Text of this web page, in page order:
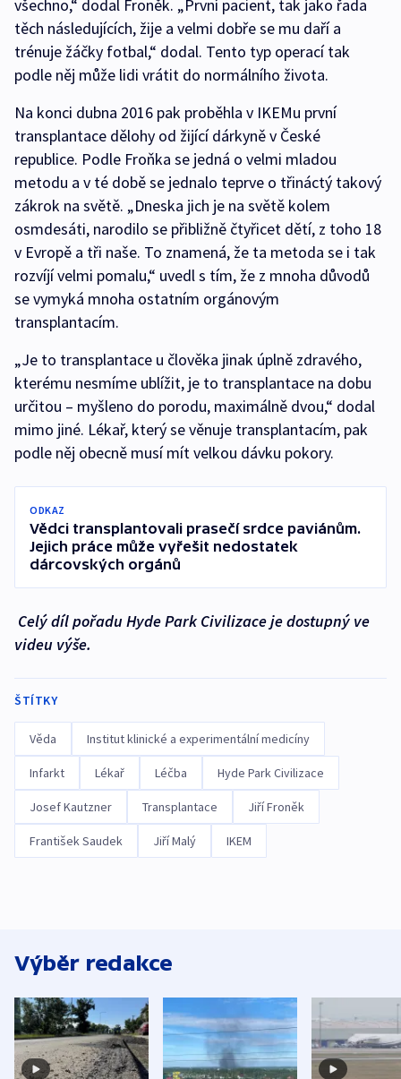
všechno,“ dodal Froněk. „První pacient, tak jako řada
těch následujících, žije a velmi dobře se mu daří a
trénuje žáčky fotbal,“ dodal. Tento typ operací tak
podle něj může lidi vrátit do normálního života.
Na konci dubna 2016 pak proběhla v IKEMu první
transplantace dělohy od žijící dárkyně v České
republice. Podle Froňka se jedná o velmi mladou
metodu a v té době se jednalo teprve o třináctý takový
zákrok na světě. „Dneska jich je na světě kolem
osmdesáti, narodilo se přibližně čtyřicet dětí, z toho 18
v Evropě a tři naše. To znamená, že ta metoda se i tak
rozvíjí velmi pomalu,“ uvedl s tím, že z mnoha důvodů
se vymyká mnoha ostatním orgánovým
transplantacím.
„Je to transplantace u člověka jinak úplně zdravého,
kterému nesmíme ublížit, je to transplantace na dobu
určitou – myšleno do porodu, maximálně dvou,“ dodal
mimo jiné. Lékař, který se věnuje transplantacím, pak
podle něj obecně musí mít velkou dávku pokory.
ODKAZ
Vědci transplantovali prasečí srdce paviánům.
Jejich práce může vyřešit nedostatek
dárcovských orgánů
Celý díl pořadu Hyde Park Civilizace je dostupný ve
videu výše.
ŠTÍTKY
Věda Institut klinické a experimentální medicíny
Infarkt Lékař Léčba Hyde Park Civilizace
Josef Kautzner Transplantace Jiří Froněk
František Saudek Jiří Malý IKEM
Výběr redakce